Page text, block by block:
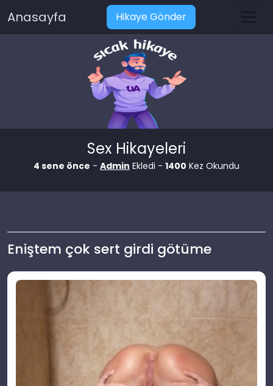
Anasayfa Hikaye Gönder
Sex Hikayeleri
4 sene önce - Admin Ekledi - 1400 Kez Okundu
Eniştem çok sert girdi götüme